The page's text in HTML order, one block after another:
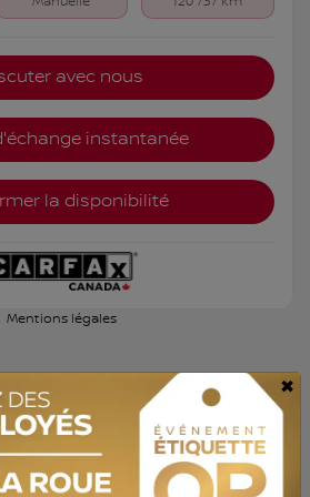
avec nous
instantanée
la disponibilité
Mentions légales
×